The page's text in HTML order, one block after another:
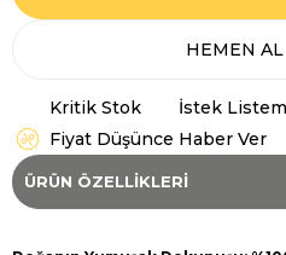
Kritik Stok İstek
Fiyat Düşünce Haber Ver
ÜRÜN ÖZELLIKLERI